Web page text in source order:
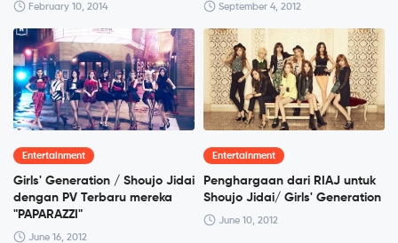
February 10, 2014 September 4, 2012
Entertainment
Girls' Generation / Shoujo Jidai
dengan PV Terbaru mereka
"PAPARAZZI"
June 16, 2012
Entertainment
Penghargaan dari RIAJ untuk
Shoujo Jidai/ Girls' Generation
June 10, 2012